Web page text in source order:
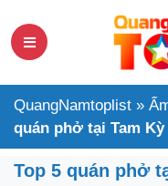
QuangNamtoplist »
quán phở tại Tam
Top 5 quán phở